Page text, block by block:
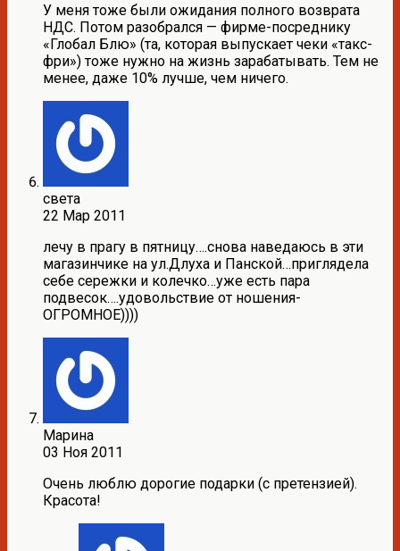
У меня тоже были ожидания полного возврата
НДС. Потом разобрался — фирме-посреднику
«Глобал Блю» (та, которая выпускает чеки «такс-
фри») тоже нужно на жизнь зарабатывать. Тем не
менее, даже 10% лучше, чем ничего.
света
22 Мар 2011
лечу в прагу в пятницу….снова наведаюсь в эти
магазинчике на ул.Длуха и Панской…приглядела
себе сережки и колечко…уже есть пара
подвесок….удовольствие от ношения-
ОГРОМНОЕ))))
Марина
03 Ноя 2011
Очень люблю дорогие подарки (с претензией).
Красота!